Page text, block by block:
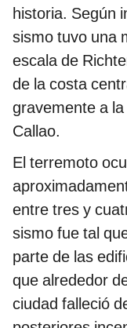
historia. Según
sismo tuvo una
escala de
de la costa
gravemente a
Callao.
El terremoto
entre tres y
sismo fue tal
parte de las
que alrededor
ciudad falleció